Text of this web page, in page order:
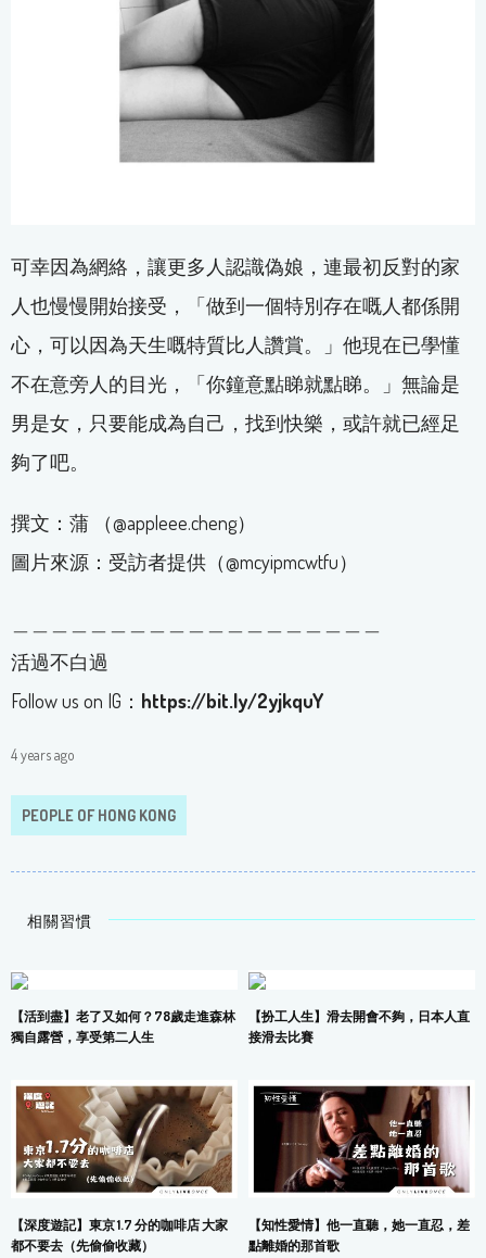
可幸因為網絡，讓更多人認識偽娘，連最初反對的家
人也慢慢開始接受，「做到一個特別存在嘅人都係開
心，可以因為天生嘅特質比人讚賞。」他現在已學懂
不在意旁人的目光，「你鐘意點睇就點睇。」無論是
男是女，只要能成為自己，找到快樂，或許就已經足
夠了吧。
撰文：蒲 （@appleee.cheng）
圖片來源：受訪者提供（@mcyipmcwtfu）
活過不白過
Follow us on IG： https://bit.ly/2yjkquY
4 years ago
PEOPLE OF HONG KONG
相關習慣
【活到盡】老了又如何？78歲走進森林
獨自露營，享受第二人生
【扮工人生】滑去開會不夠，日本人直
接滑去比賽
【深度遊記】東京 1.7 分的咖啡店 大家
都不要去（先偷偷收藏）
【知性愛情】他一直聽，她一直忍，差
點離婚的那首歌